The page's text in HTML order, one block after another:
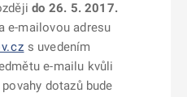
do 26. 5. 2017.
e-mailovou adresu
s uvedením
e-mailu kvůli
dotazů bude